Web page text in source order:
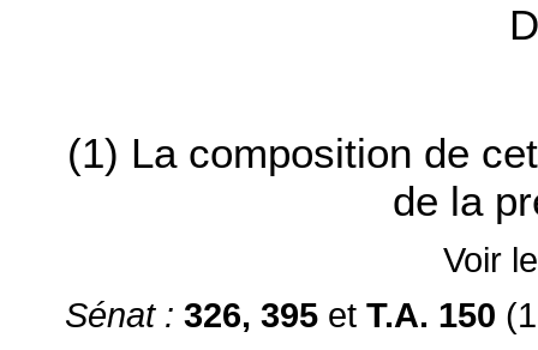
(1) La composition de
de la
Voir
Sénat : 326, 395 et T.A. 150